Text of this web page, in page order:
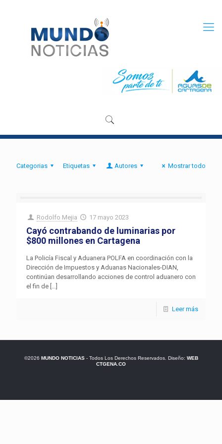
Categorias Etiquetas Autores Mostrar todo
Rodolfo Mejia 17 mayo 2023
Cayó contrabando de luminarias por
$800 millones en Cartagena
La Policía Fiscal y Aduanera POLFA en coordinación con la
Dirección de Impuestos y Aduanas Nacionales-DIAN,
continúan desarrollando acciones de control aduanero con
el fin de […]
Leer más
©2026 MUNDO NOTICIAS- Todos Los Derechos Reservados. Diseño: WEB
CTGENA.CO